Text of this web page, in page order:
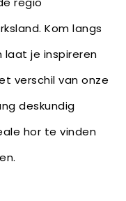
Kom langs
laat je inspireren
verschil van onze
deskundig
hor te vinden